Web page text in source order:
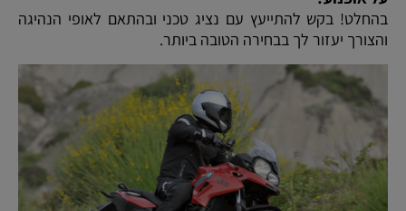
בהחלט! בקש להתייעץ עם נציג טכני ובהתאם לאופי הנהיגה
והצורך יעזור לך בבחירה הטובה ביותר.